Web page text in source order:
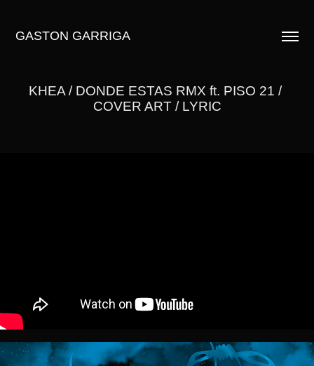
GASTON GARRIGA
KHEA / DONDE ESTAS RMX ft. PISO 21 /
COVER ART / LYRIC